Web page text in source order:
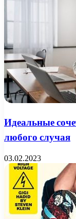
Идеальные
любого случая
03.02.2023